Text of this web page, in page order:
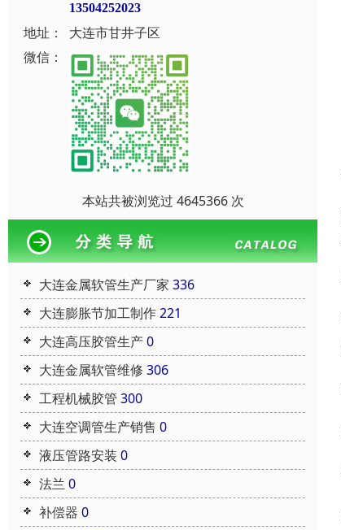
13504252023
地址：
大连市甘井子区
微信：
本站共被浏览过 4645366 次
大连金属软管生产厂家 336
大连膨胀节加工制作221
大连高压胶管生产0
大连金属软管维修 306
工程机械胶管 300
大连空调管生产销售 0
液压管路安装 0
法兰 0
补偿器 0